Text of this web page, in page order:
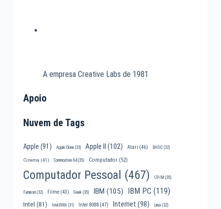
A empresa Creative Labs de 1981
Apoio
Nuvem de Tags
Apple (91) Apple Clone(33) Apple II (102) Atari (46) BASIC(32)
Cinema (41) Commodore 64(35) Computador(52)
Computador Pessoal (467) CP/M (35)
Famicom(32) Filme(43) Geek (35) IBM (105) IBM PC (119)
Intel (81) Intel 8086 (31) Intel 8088(47) Internet (98) Linux(32)